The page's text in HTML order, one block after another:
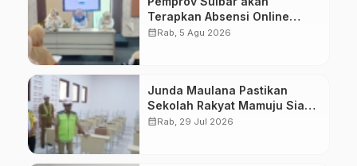
Terapkan Absensi Online
untuk ASN
calendar_monthRab, 5 Agu 2026
Junda Maulana Pastikan
Sekolah Rakyat Mamuju Siap
Digunakan
calendar_monthRab, 29 Jul 2026